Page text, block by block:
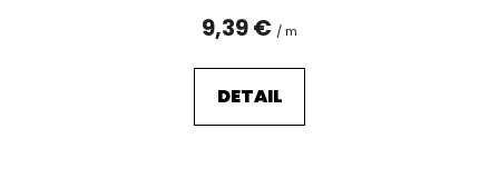
9,39 € / m
DETAIL